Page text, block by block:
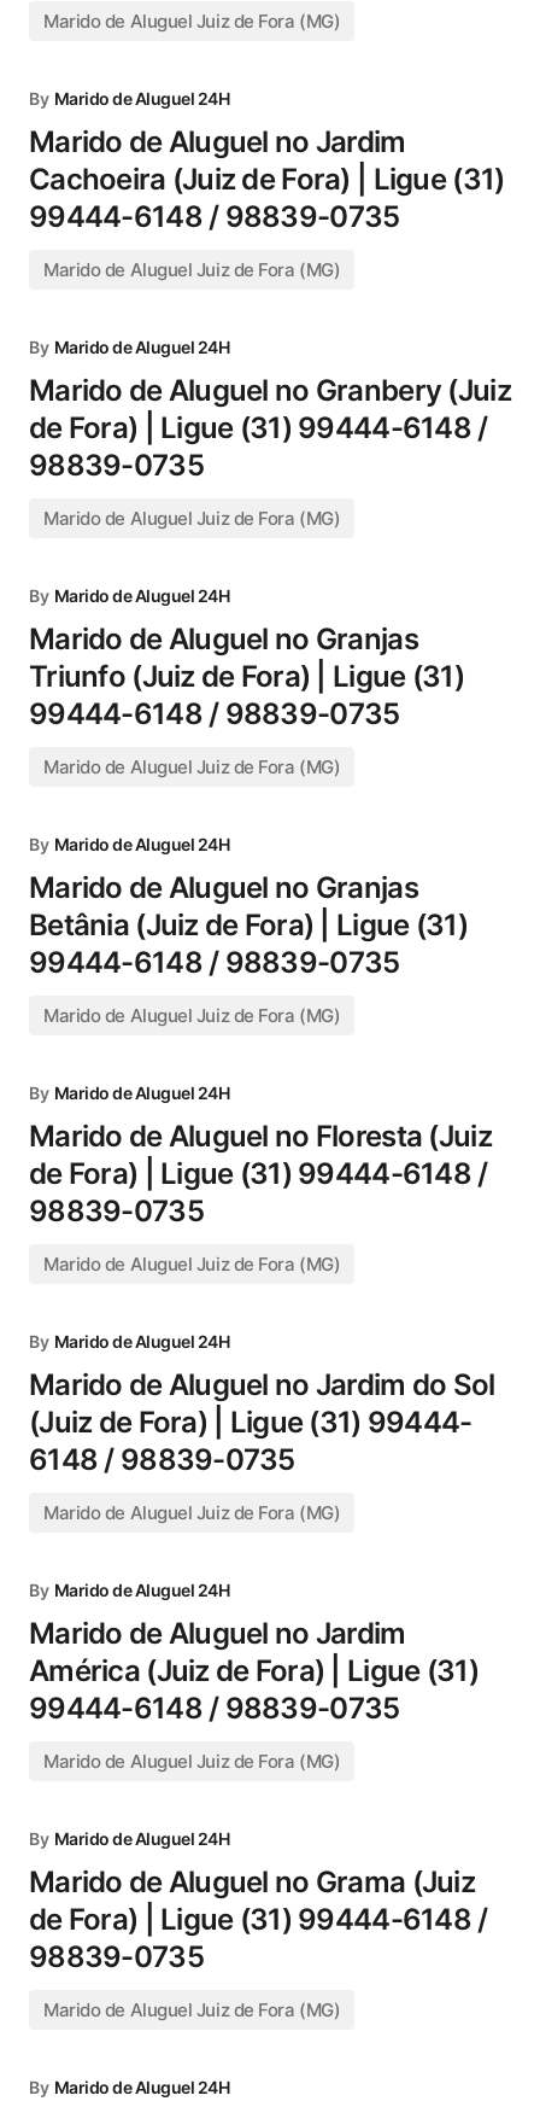
Marido de Aluguel Juiz de Fora (MG)
By Marido de Aluguel 24H
Marido de Aluguel no Jardim
Cachoeira (Juiz de Fora) | Ligue (31)
99444-6148 / 98839-0735
Marido de Aluguel Juiz de Fora (MG)
By Marido de Aluguel 24H
Marido de Aluguel no Granbery (Juiz
de Fora) | Ligue (31) 99444-6148 /
98839-0735
Marido de Aluguel Juiz de Fora (MG)
By Marido de Aluguel 24H
Marido de Aluguel no Granjas
Triunfo (Juiz de Fora) | Ligue (31)
99444-6148 / 98839-0735
Marido de Aluguel Juiz de Fora (MG)
By Marido de Aluguel 24H
Marido de Aluguel no Granjas
Betânia (Juiz de Fora) | Ligue (31)
99444-6148 / 98839-0735
Marido de Aluguel Juiz de Fora (MG)
By Marido de Aluguel 24H
Marido de Aluguel no Floresta (Juiz
de Fora) | Ligue (31) 99444-6148 /
98839-0735
Marido de Aluguel Juiz de Fora (MG)
By Marido de Aluguel 24H
Marido de Aluguel no Jardim do Sol
(Juiz de Fora) | Ligue (31) 99444-
6148 / 98839-0735
Marido de Aluguel Juiz de Fora (MG)
By Marido de Aluguel 24H
Marido de Aluguel no Jardim
América (Juiz de Fora) | Ligue (31)
99444-6148 / 98839-0735
Marido de Aluguel Juiz de Fora (MG)
By Marido de Aluguel 24H
Marido de Aluguel no Grama (Juiz
de Fora) | Ligue (31) 99444-6148 /
98839-0735
Marido de Aluguel Juiz de Fora (MG)
By Marido de Aluguel 24H